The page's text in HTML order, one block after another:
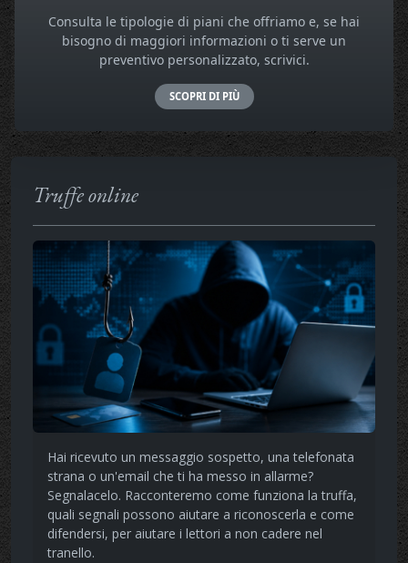
Consulta le tipologie di piani che offriamo e, se hai
bisogno di maggiori informazioni o ti serve un
preventivo personalizzato, scrivici.
SCOPRI DI PIÙ
Truffe online
Hai ricevuto un messaggio sospetto, una telefonata
strana o un'email che ti ha messo in allarme?
Segnalacelo. Racconteremo come funziona la truffa,
quali segnali possono aiutare a riconoscerla e come
difendersi, per aiutare i lettori a non cadere nel
tranello.